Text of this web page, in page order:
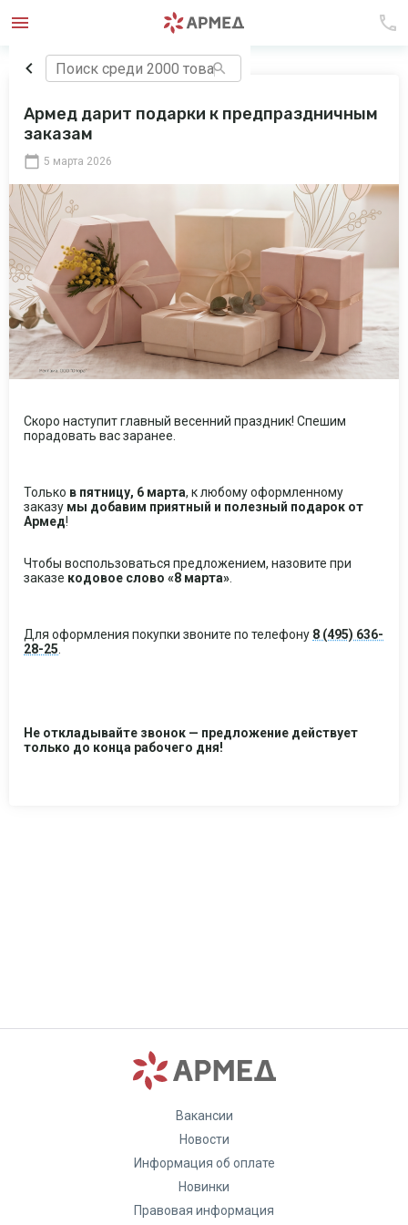
Армед дарит подарки к предпраздничным
заказам
5 марта 2026
Скоро наступит главный весенний праздник! Спешим
порадовать вас заранее.
Только в пятницу, 6 марта, к любому оформленному
заказу мы добавим приятный и полезный подарок от
Армед!
Чтобы воспользоваться предложением, назовите при
заказе кодовое слово «8 марта»
Для оформления покупки звоните по телефону 8 (495) 636-
28-25
Не откладывайте звонок — предложение действует
только до конца рабочего дня!
Вакансии
Новости
Информация об оплате
Новинки
Правовая информация